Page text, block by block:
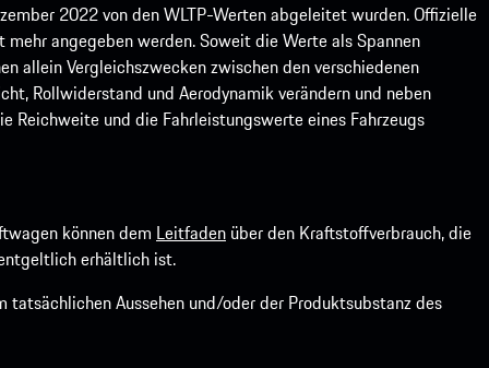
2022 von den WLTP-Werten abgeleitet wurden. Offizielle
angegeben werden. Soweit die Werte als Spannen
allein Vergleichszwecken zwischen den verschiedenen
Rollwiderstand und Aerodynamik verändern und neben
Reichweite und die Fahrleistungswerte eines Fahrzeugs
können dem Leitfaden über den Kraftstoffverbrauch, die
erhältlich ist.
Aussehen und/oder der Produktsubstanz des